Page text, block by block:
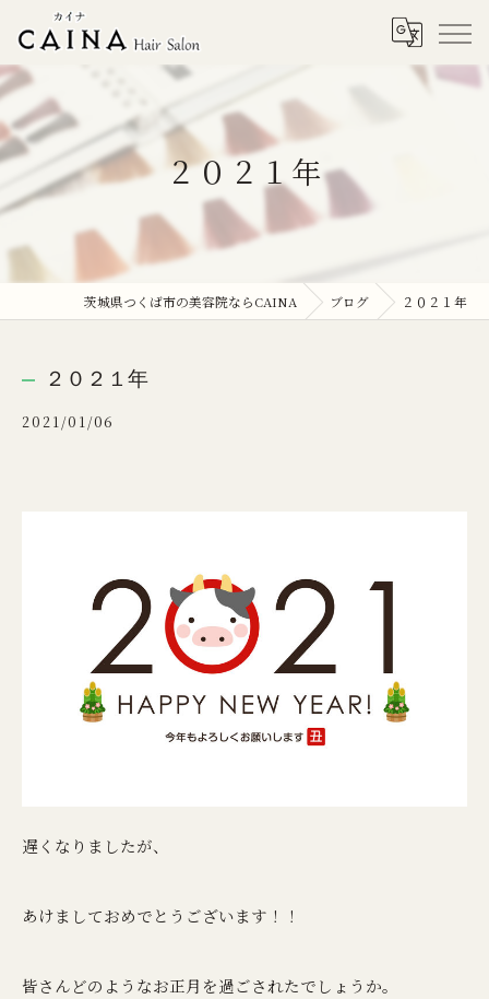
２０２１年
茨城県つくば市の美容院ならCAINA ブログ ２０２１年
２０２１年
2021/01/06
遅くなりましたが、
あけましておめでとうございます！！
皆さんどのようなお正月を過ごされたでしょうか。